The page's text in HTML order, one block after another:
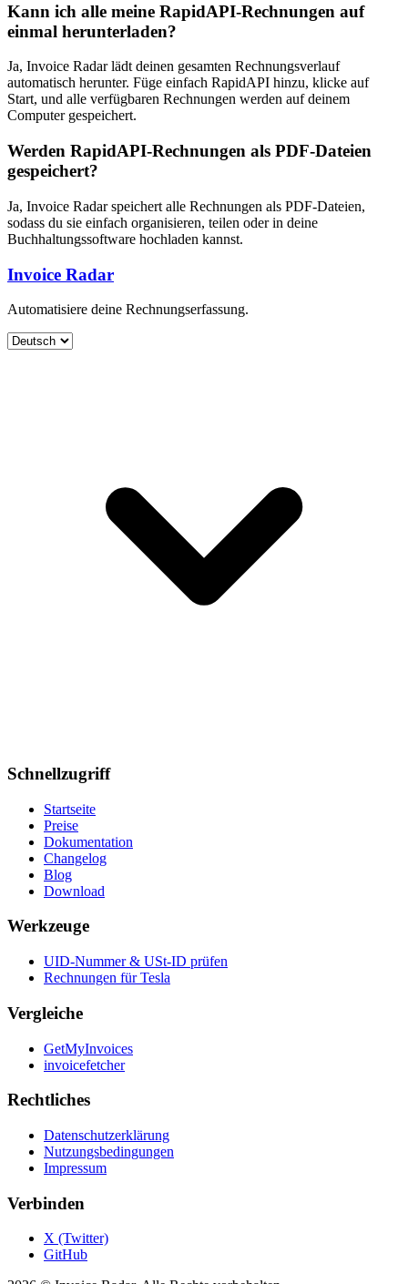
Kann ich alle meine RapidAPI-Rechnungen auf
einmal herunterladen?
Ja, Invoice Radar lädt deinen gesamten Rechnungsverlauf
automatisch herunter. Füge einfach RapidAPI hinzu, klicke auf
Start, und alle verfügbaren Rechnungen werden auf deinem
Computer gespeichert.
Werden RapidAPI-Rechnungen als PDF-Dateien
gespeichert?
Ja, Invoice Radar speichert alle Rechnungen als PDF-Dateien,
sodass du sie einfach organisieren, teilen oder in deine
Buchhaltungssoftware hochladen kannst.
Invoice Radar
Automatisiere deine Rechnungserfassung.
Schnellzugriff
Startseite
Preise
Dokumentation
Changelog
Blog
Download
Werkzeuge
UID-Nummer & USt-ID prüfen
Rechnungen für Tesla
Vergleiche
GetMyInvoices
invoicefetcher
Rechtliches
Datenschutzerklärung
Nutzungsbedingungen
Impressum
Verbinden
X (Twitter)
GitHub